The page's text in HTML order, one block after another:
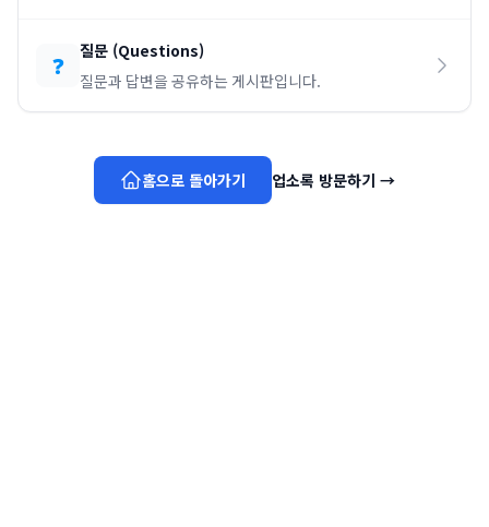
❓ 질문 (Questions)
질문과 답변을 공유하는 게시판입니다.
홈으로 돌아가기 업소록 방문하기 →